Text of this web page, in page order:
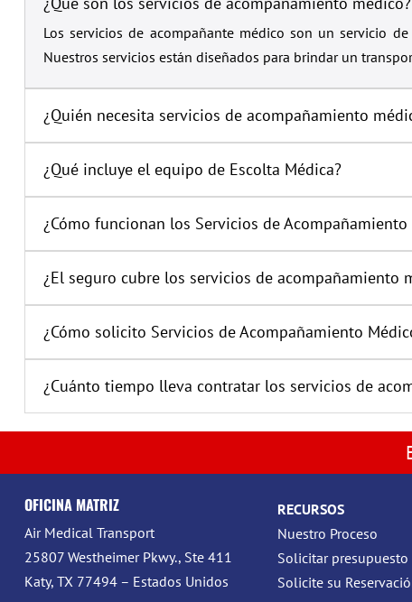
Los servicios de acompañante médico son un servicio
Nuestros servicios están diseñados para brindar un
¿Quién necesita servicios de acompañamiento
¿Qué incluye el equipo de Escolta Médica?
¿Cómo funcionan los Servicios de Acompañamiento
¿El seguro cubre los servicios de acompañamiento
¿Cómo solicito Servicios de Acompañamiento
¿Cuánto tiempo lleva contratar los servicios de
OFICINA MATRIZ
Air Medical Transport
25807 Westheimer Pkwy., Ste 411
Katy, TX 77494 – Estados Unidos
RECURSOS
Nuestro Proceso
Solicitar presupuesto
Solicite su